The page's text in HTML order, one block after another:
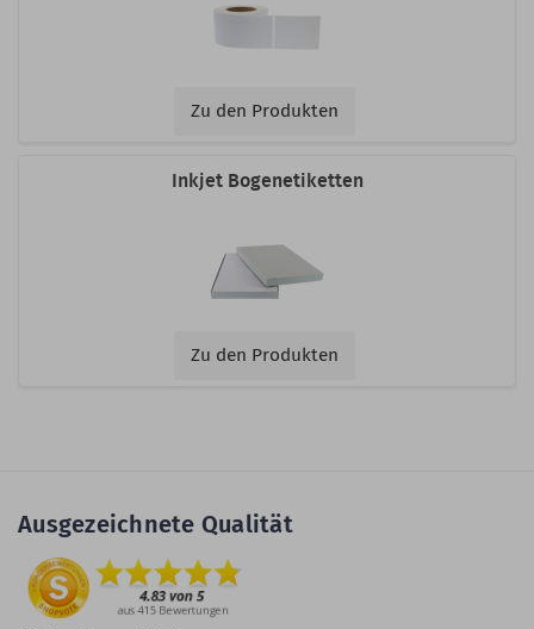
Zu den Produkten
Inkjet Bogenetiketten
Zu den Produkten
Ausgezeichnete Qualität